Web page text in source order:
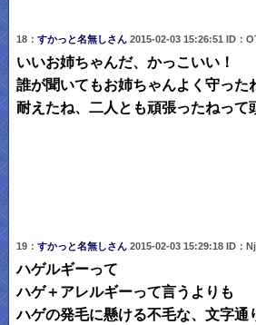
18： すかっと名無しさん 2015-02-03 15:26:51 ID：
いいお姉ちゃんだ、かっこいい！
誰が聞いてもお姉ちゃんよく守った
耐えたね、二人とも頑張ったねって
19： すかっと名無しさん 2015-02-03 15:29:18 ID：
ハゲルギーって
ハゲ＋アレルギーって言うよりも
ハゲの発毛に懸ける不毛な、文字通